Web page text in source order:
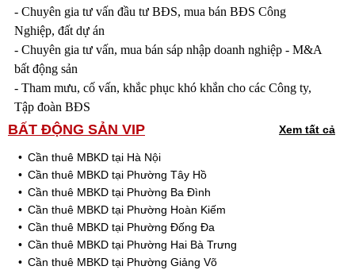
- Chuyên gia tư vấn đầu tư BĐS, mua bán BĐS Công
Nghiệp, đất dự án
- Chuyên gia tư vấn, mua bán sáp nhập doanh nghiệp - M&A
bất động sản
- Tham mưu, cố vấn, khắc phục khó khắn cho các Công ty,
Tập đoàn BĐS
BẤT ĐỘNG SẢN VIP Xem tất cả
Cần thuê MBKD tại Hà Nội
Cần thuê MBKD tại Phường Tây Hồ
Cần thuê MBKD tại Phường Ba Đình
Cần thuê MBKD tại Phường Hoàn Kiếm
Cần thuê MBKD tại Phường Đống Đa
Cần thuê MBKD tại Phường Hai Bà Trưng
Cần thuê MBKD tại Phường Giảng Võ